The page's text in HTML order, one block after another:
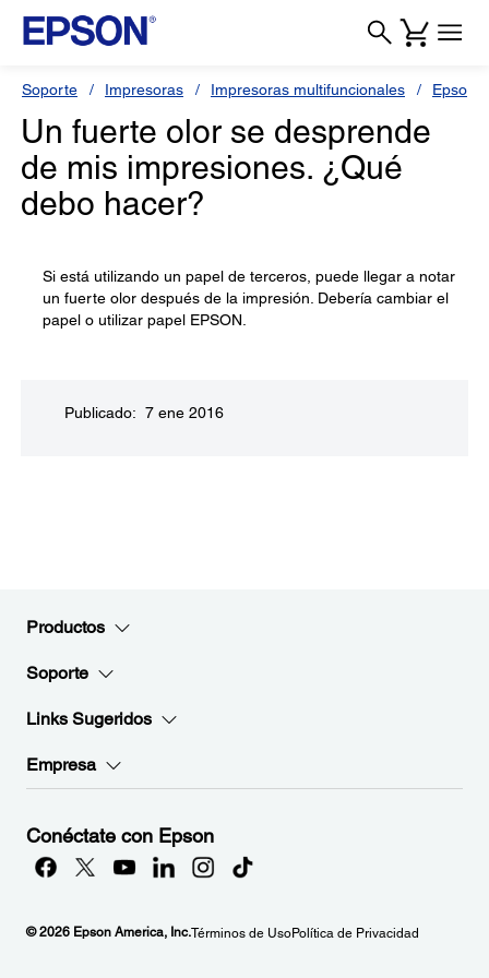
Soporte Impresoras Impresoras multifuncionales Epson
Un fuerte olor se desprende
de mis impresiones. ¿Qué
debo hacer?
Si está utilizando un papel de terceros, puede llegar a notar
un fuerte olor después de la impresión. Debería cambiar el
papel o utilizar papel EPSON.
Publicado: 7 ene 2016
Productos
Soporte
Links Sugeridos
Empresa
Conéctate con Epson
© 2026 Epson America, Inc.Términos de UsoPolítica de Privacidad